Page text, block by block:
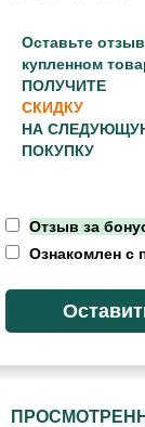
Оставьте
купленном
ПОЛУЧИТЕ
СКИДКУ
НА
ПОКУПКУ
Отзыв за
Ознакомлен с